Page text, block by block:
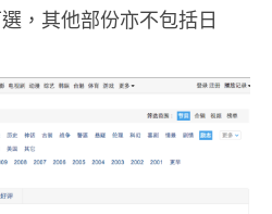
，其他部份亦不包括日